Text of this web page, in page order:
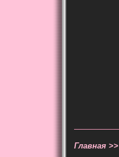
Главная >>